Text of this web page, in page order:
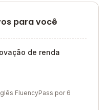
para você
de renda
FluencyPass por 6